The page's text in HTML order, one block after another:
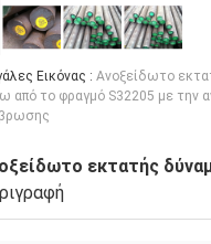
Εικόνας : Ανοξείδωτο
από το φραγμό S32205 με την
εκτατής